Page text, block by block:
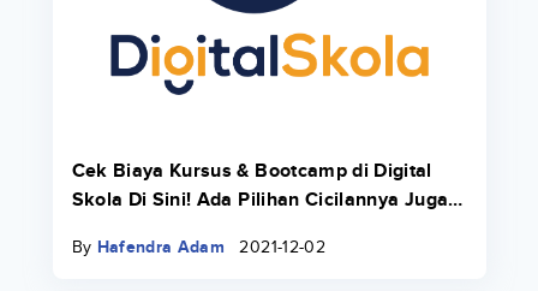
Cek Biaya Kursus & Bootcamp di Digital
Skola Di Sini! Ada Pilihan Cicilannya Juga
By Hafendra Adam 2021-12-02